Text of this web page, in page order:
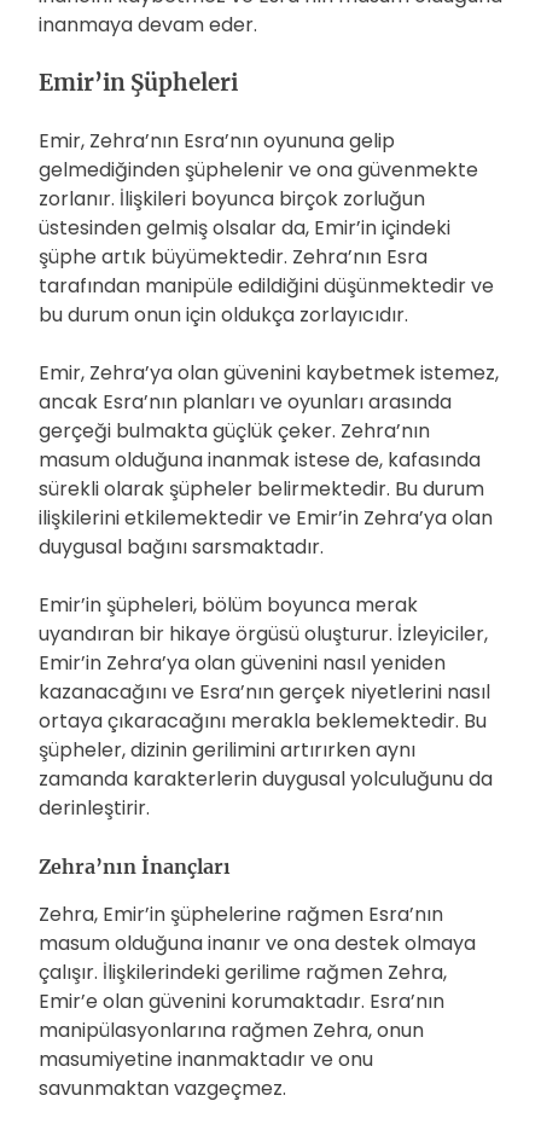
inanmaya devam eder.
Emir’in Şüpheleri
Emir, Zehra’nın Esra’nın oyununa gelip
gelmediğinden şüphelenir ve ona güvenmekte
zorlanır. İlişkileri boyunca birçok zorluğun
üstesinden gelmiş olsalar da, Emir’in içindeki
şüphe artık büyümektedir. Zehra’nın Esra
tarafından manipüle edildiğini düşünmektedir ve
bu durum onun için oldukça zorlayıcıdır.
Emir, Zehra’ya olan güvenini kaybetmek istemez,
ancak Esra’nın planları ve oyunları arasında
gerçeği bulmakta güçlük çeker. Zehra’nın
masum olduğuna inanmak istese de, kafasında
sürekli olarak şüpheler belirmektedir. Bu durum
ilişkilerini etkilemektedir ve Emir’in Zehra’ya olan
duygusal bağını sarsmaktadır.
Emir’in şüpheleri, bölüm boyunca merak
uyandıran bir hikaye örgüsü oluşturur. İzleyiciler,
Emir’in Zehra’ya olan güvenini nasıl yeniden
kazanacağını ve Esra’nın gerçek niyetlerini nasıl
ortaya çıkaracağını merakla beklemektedir. Bu
şüpheler, dizinin gerilimini artırırken aynı
zamanda karakterlerin duygusal yolculuğunu da
derinleştirir.
Zehra’nın İnançları
Zehra, Emir’in şüphelerine rağmen Esra’nın
masum olduğuna inanır ve ona destek olmaya
çalışır. İlişkilerindeki gerilime rağmen Zehra,
Emir’e olan güvenini korumaktadır. Esra’nın
manipülasyonlarına rağmen Zehra, onun
masumiyetine inanmaktadır ve onu
savunmaktan vazgeçmez.